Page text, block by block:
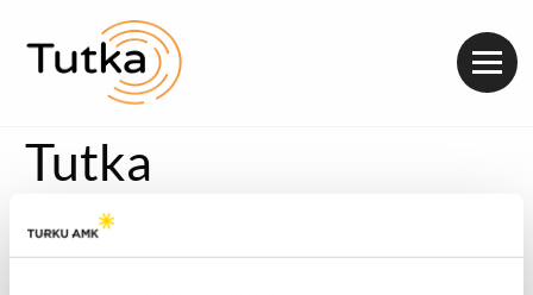
Tutka
Uusi vuosikymmen on saapunut ja sen mukana myös
Radio Tutka! Tänään on aika vihdoin startata käyntiin